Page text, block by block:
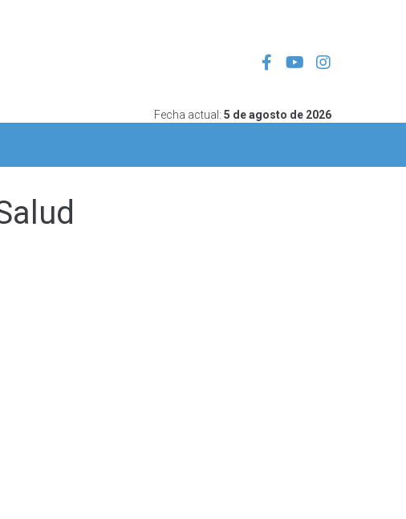
Fecha actual: 5 de agosto de 2026